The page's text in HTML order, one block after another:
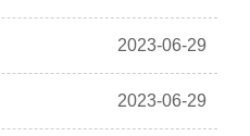
2023-06-29
2023-06-29